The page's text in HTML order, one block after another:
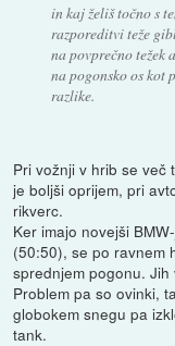
in kaj želiš točno s
razporeditvi teže
na povprečno težek
na pogonsko os kot
razlike.
Pri vožnji v hrib se več
je boljši oprijem, pri
rikverc.
Ker imajo novejši
(50:50), se po ravnem
sprednjem pogonu.
Problem pa so ovinki,
globokem snegu pa
tank.